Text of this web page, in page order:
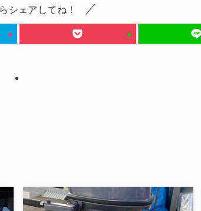
シェアしてね！